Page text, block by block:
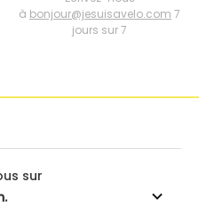
à bonjour@jesuisavelo.com 7
jours sur 7
sur